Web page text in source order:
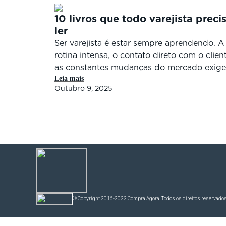
10 livros que todo varejista
ler
Ser varejista é estar sempre aprendendo. A
rotina intensa, o contato direto com o
as constantes mudanças do mercado
que o empreendedor esteja atento, criativo
atualizado. E uma das formas mais
Leia mais
Outubro 9, 2025
© Copyright 2016-2022 Compra Agora. Todos os direitos